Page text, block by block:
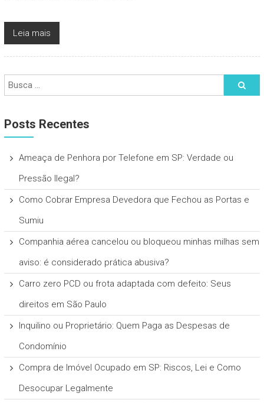
Leia mais
Posts Recentes
Ameaça de Penhora por Telefone em SP: Verdade ou
Pressão Ilegal?
Como Cobrar Empresa Devedora que Fechou as Portas e
Sumiu
Companhia aérea cancelou ou bloqueou minhas milhas sem
aviso: é considerado prática abusiva?
Carro zero PCD ou frota adaptada com defeito: Seus
direitos em São Paulo
Inquilino ou Proprietário: Quem Paga as Despesas de
Condomínio
Compra de Imóvel Ocupado em SP: Riscos, Lei e Como
Desocupar Legalmente